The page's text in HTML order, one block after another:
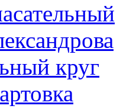
круг